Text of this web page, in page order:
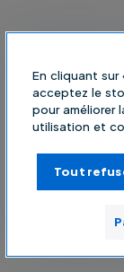
En cliquant
acceptez le
pour améliorer
utilisation et
Tout